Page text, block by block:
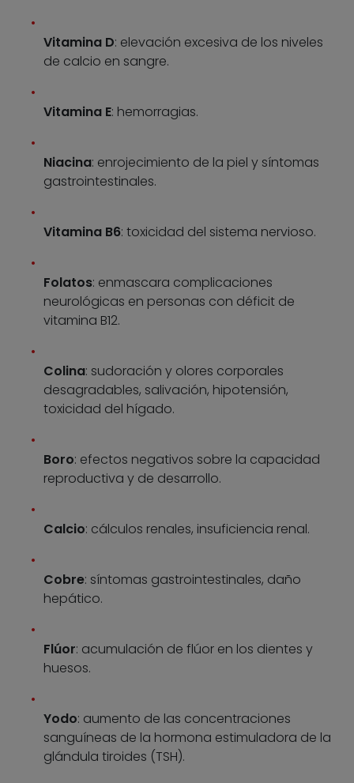
Vitamina D: elevación excesiva de los niveles
de calcio en sangre.
Vitamina E: hemorragias.
Niacina: enrojecimiento de la piel y síntomas
gastrointestinales.
Vitamina B6: toxicidad del sistema nervioso.
Folatos: enmascara complicaciones
neurológicas en personas con déficit de
vitamina B12.
Colina: sudoración y olores corporales
desagradables, salivación, hipotensión,
toxicidad del hígado.
Boro: efectos negativos sobre la capacidad
reproductiva y de desarrollo.
Calcio: cálculos renales, insuficiencia renal.
Cobre: síntomas gastrointestinales, daño
hepático.
Flúor: acumulación de flúor en los dientes y
huesos.
Yodo: aumento de las concentraciones
sanguíneas de la hormona estimuladora de la
glándula tiroides (TSH).